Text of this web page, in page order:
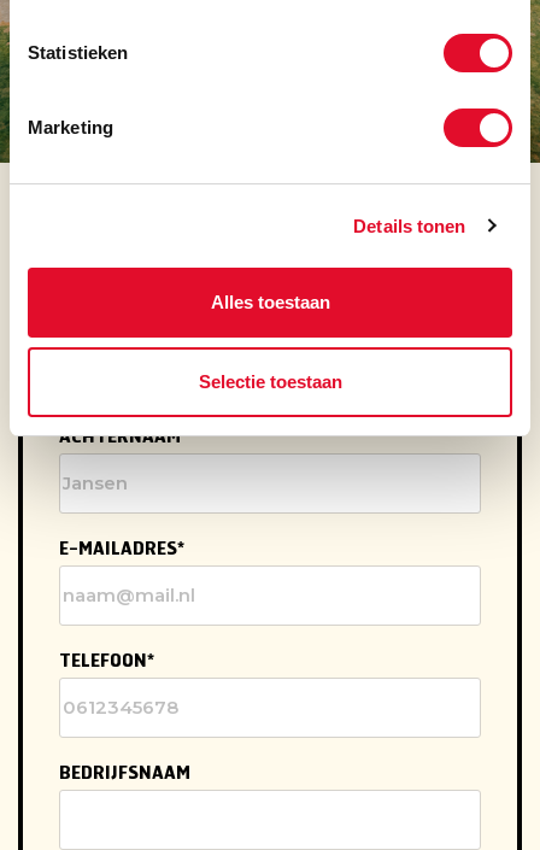
Statistieken
Marketing
Details tonen
Alles toestaan
Selectie toestaan
NEEM CONTACT OP
SAMEN GENIETEN BIJ
ACHTERNAAM
E-MAILADRES
TELEFOON
BEDRIJFSNAAM